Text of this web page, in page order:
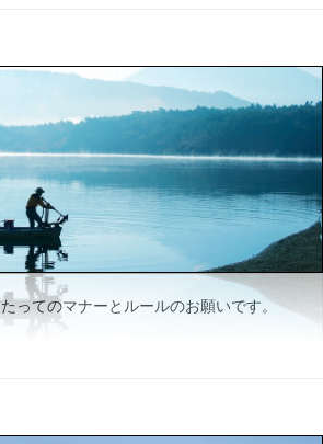
ってのマナーとルールのお願いです。